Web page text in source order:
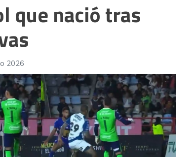
03 Ago 2026
que nació tras
2026